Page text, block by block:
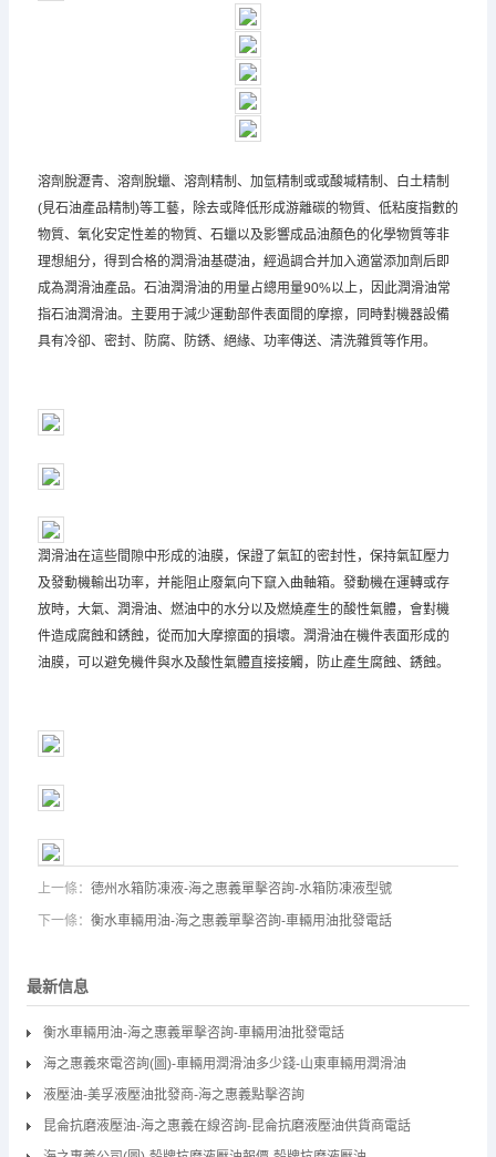
溶劑脫瀝青、溶劑脫蠟、溶劑精制、加氫精制或或酸堿精制、白土精制
(見石油產品精制)等工藝，除去或降低形成游離碳的物質、低粘度指數的
物質、氧化安定性差的物質、石蠟以及影響成品油顏色的化學物質等非
理想組分，得到合格的潤滑油基礎油，經過調合并加入適當添加劑后即
成為潤滑油產品。石油潤滑油的用量占總用量90%以上，因此潤滑油常
指石油潤滑油。主要用于減少運動部件表面間的摩擦，同時對機器設備
具有冷卻、密封、防腐、防銹、絕緣、功率傳送、清洗雜質等作用。
潤滑油在這些間隙中形成的油膜，保證了氣缸的密封性，保持氣缸壓力
及發動機輸出功率，并能阻止廢氣向下竄入曲軸箱。發動機在運轉或存
放時，大氣、潤滑油、燃油中的水分以及燃燒產生的酸性氣體，會對機
件造成腐蝕和銹蝕，從而加大摩擦面的損壞。潤滑油在機件表面形成的
油膜，可以避免機件與水及酸性氣體直接接觸，防止產生腐蝕、銹蝕。
上一條： 德州水箱防凍液-海之惠義單擊咨詢-水箱防凍液型號
下一條： 衡水車輛用油-海之惠義單擊咨詢-車輛用油批發電話
最新信息
衡水車輛用油-海之惠義單擊咨詢-車輛用油批發電話
海之惠義來電咨詢(圖)-車輛用潤滑油多少錢-山東車輛用潤滑油
液壓油-美孚液壓油批發商-海之惠義點擊咨詢
昆侖抗磨液壓油-海之惠義在線咨詢-昆侖抗磨液壓油供貨商電話